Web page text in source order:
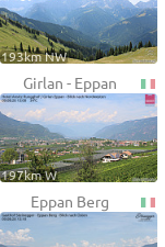
193km NW
Girlan - Eppan
197km W
Eppan Berg